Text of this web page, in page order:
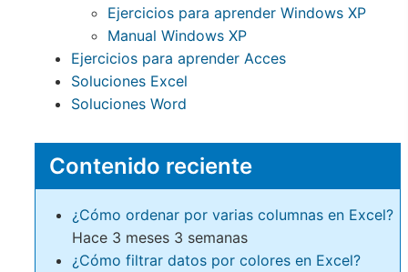
Ejercicios para aprender Windows XP
Manual Windows XP
Ejercicios para aprender Acces
Soluciones Excel
Soluciones Word
Contenido reciente
¿Cómo ordenar por varias columnas en Excel?
Hace 3 meses 3 semanas
¿Cómo filtrar datos por colores en Excel?